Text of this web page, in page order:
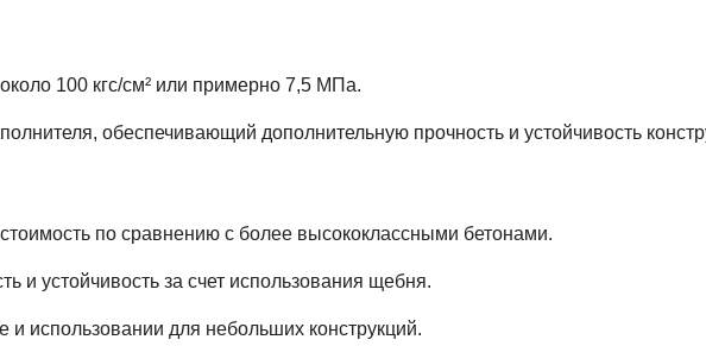
100 кгс/см² или примерно 7,5 МПа.
обеспечивающий дополнительную прочность и устойчивость
по сравнению с более высококлассными бетонами.
и устойчивость за счет использования щебня.
и использовании для небольших конструкций.